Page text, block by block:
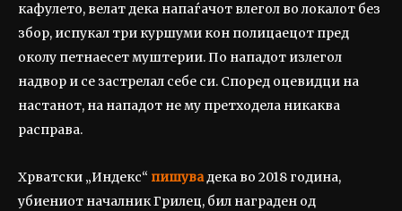
кафулето, велат дека напаѓачот влегол во локалот без
збор, испукал три куршуми кон полицаецот пред
околу петнаесет муштерии. По нападот излегол
надвор и се застрелал себе си. Според оцевидци на
настанот, на нападот не му претходела никаква
расправа.
Хрватски „Индекс“ пишувадека во 2018 година,
убиениот началник Грилец, бил награден од